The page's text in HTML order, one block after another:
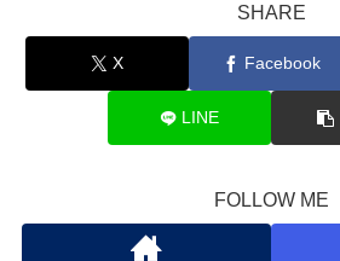
SHARE
X Facebook
LINE
FOLLOW ME